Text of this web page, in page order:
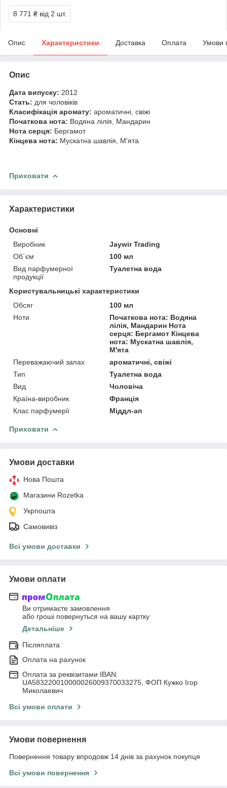
8 771 ₴ від 2 шт.
Опис Характеристики Доставка Оплата Умови
Опис
Дата випуску: 2012
Стать: для чоловіків
Класифікація аромату: ароматичні, свіжі
Початкова нота: Водяна лілія, Мандарин
Нота серця: Бергамот
Кінцева нота: Мускатна шавлія, М'ята
Приховати
Характеристики
Основні
Виробник
Jaywir Trading
Об`єм
100 мл
Вид парфумерної
продукції
Туалетна вода
Користувальницькі характеристики
Обсяг
100 мл
Ноти
Початкова нота: Водяна
лілія, Мандарин Нота
серця: Бергамот Кінцева
нота: Мускатна шавлія,
М'ята
Переважаючий запах
ароматичні, свіжі
Тип
Туалетна вода
Вид
Чоловіча
Країна-виробник
Франція
Клас парфумерії
Міддл-ап
Приховати
Умови доставки
Нова Пошта
Магазини Rozetka
Укрпошта
Самовивіз
Всі умови доставки
Умови оплати
Ви отримаєте замовлення
або гроші повернуться на вашу картку
Детальніше
Післяплата
Оплата на рахунок
Оплата за реквізитами IBAN:
UA583220010000026009370033275, ФОП Кужко Ігор
Миколаевич
Всі умови оплати
Умови повернення
Повернення товару впродовж 14 днів за рахунок покупця
Всі умови повернення